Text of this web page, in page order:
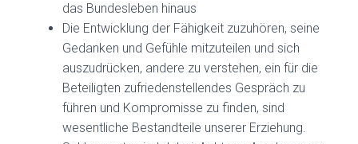
das Bundesleben hinaus
Die Entwicklung der Fähigkeit zuzuhören, seine
Gedanken und Gefühle mitzuteilen und sich
auszudrücken, andere zu verstehen, ein für die
Beteiligten zufriedenstellendes Gespräch zu
führen und Kompromisse zu finden, sind
wesentliche Bestandteile unserer Erziehung.